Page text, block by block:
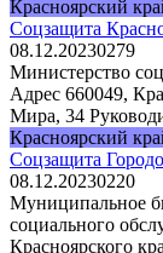
Красноярский
Соцзащита
08.12.20230279
Министерство
Адрес 660049,
Мира, 34
Красноярский
Соцзащита
08.12.20230220
Муниципальное
социального
Красноярского